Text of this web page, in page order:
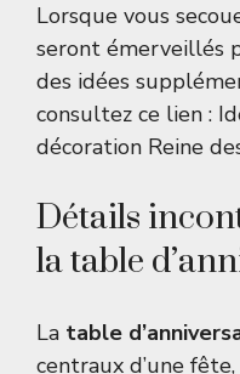
Lorsque vous
seront émerveillés
des idées
consultez ce lien :
décoration Reine
Détails
la table
La table
centraux d’une